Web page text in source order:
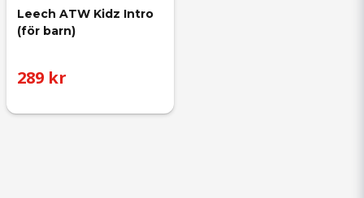
Leech ATW Kidz Intro
(för barn)
289 kr